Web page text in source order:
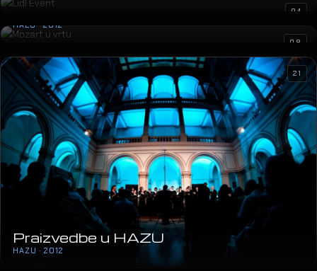
04
Mozart u vrtu
HALU · 2012
08
Praizvedbe u HAZU
HAZU · 2012
21